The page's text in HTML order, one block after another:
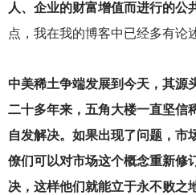
人、企业的财富增值而进行的公
点，我在我的博客中已经多有论
中美稀土争端发展到今天，其源
二十多年来，五角大楼一直坚信
自发解决。如果出现了问题，市
僚们可以对市场这个概念重新修
决，这样他们就能立于永不败之